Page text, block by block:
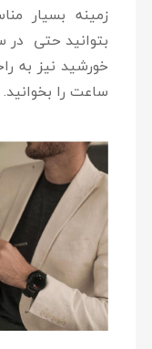
زمینه بسیار
بتوانید حتی در
خورشید نیز به
ساعت را بخوانید.